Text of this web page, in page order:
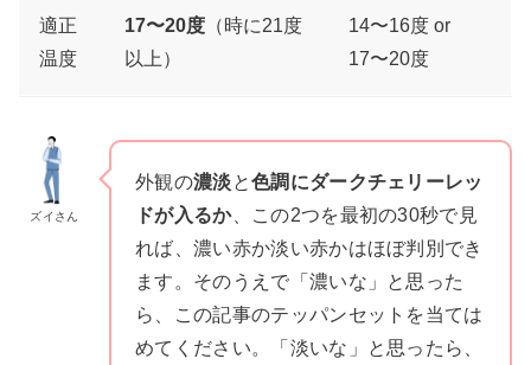
適正
温度
17〜20度 （時に21度
以上）
14〜16度 or
17〜20度
ズイさん
外観の濃淡と色調にダークチェリーレッ
ドが入るか、この2つを最初の30秒で見
れば、濃い赤か淡い赤かはほぼ判別でき
ます。そのうえで「濃いな」と思った
ら、この記事のテッパンセットを当ては
めてください。「淡いな」と思ったら、